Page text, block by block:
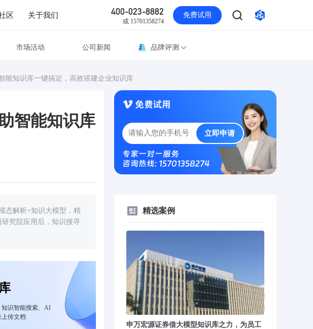
区 关于我们 400-023-8882
或 15701358274
免费试用
市场活动 公司新闻 品牌评测
能知识库一键搞定，高效搭建企业知识库
智能知识库
态解析+知识大模型，精
究院应用后，知识搜寻
识智能搜索、AI
上传文档
立即申请
专家一对一服务
咨询热线: 15701358274
精选案例
财富大模型企业知识库案例：减低工作
申万宏源证券借大模型知识库之力，为员工